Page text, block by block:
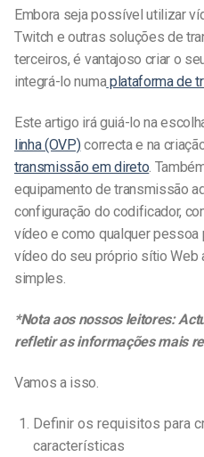
Embora seja possível utilizar
Twitch e outras soluções de
terceiros, é vantajoso criar o
integrá-lo numaplataforma de
Este artigo irá guiá-lo na
linha (OVP)correcta e na
transmissão em direto.
equipamento de transmissão
configuração do codificador,
vídeo e como qualquer
vídeo do seu próprio sítio Web
simples.
*Nota aos nossos leitores:
refletir as informações mais
Vamos a isso.
Definir os requisitos para
características